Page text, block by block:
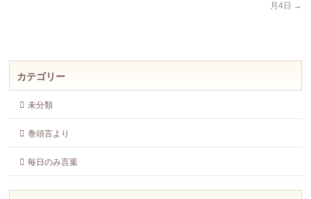
月4日 →
カテゴリー
未分類
巻頭言より
毎日のみ言葉